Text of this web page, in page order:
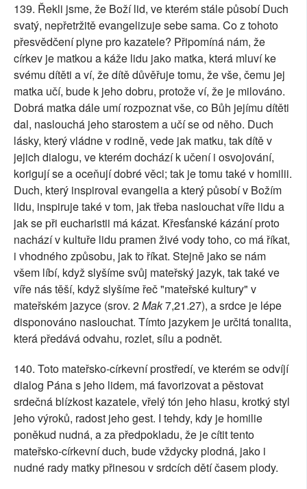
139. Řekli jsme, že Boží lid, ve kterém stále působí Duch
svatý, nepřetržitě evangelizuje sebe sama. Co z tohoto
přesvědčení plyne pro kazatele? Připomíná nám, že
církev je matkou a káže lidu jako matka, která mluví ke
svému dítěti a ví, že dítě důvěřuje tomu, že vše, čemu jej
matka učí, bude k jeho dobru, protože ví, že je milováno.
Dobrá matka dále umí rozpoznat vše, co Bůh jejímu dítěti
dal, naslouchá jeho starostem a učí se od něho. Duch
lásky, který vládne v rodině, vede jak matku, tak dítě v
jejich dialogu, ve kterém dochází k učení i osvojování,
korigují se a oceňují dobré věci; tak je tomu také v homilii.
Duch, který inspiroval evangelia a který působí v Božím
lidu, inspiruje také v tom, jak třeba naslouchat víře lidu a
jak se při eucharistii má kázat. Křesťanské kázání proto
nachází v kultuře lidu pramen živé vody toho, co má říkat,
i vhodného způsobu, jak to říkat. Stejně jako se nám
všem líbí, když slyšíme svůj mateřský jazyk, tak také ve
víře nás těší, když slyšíme řeč "mateřské kultury" v
mateřském jazyce (srov. 2Mak7,21.27), a srdce je lépe
disponováno naslouchat. Tímto jazykem je určitá tonalita,
která předává odvahu, rozlet, sílu a podnět.
140. Toto mateřsko-církevní prostředí, ve kterém se odvíjí
dialog Pána s jeho lidem, má favorizovat a pěstovat
srdečná blízkost kazatele, vřelý tón jeho hlasu, krotký styl
jeho výroků, radost jeho gest. I tehdy, kdy je homilie
poněkud nudná, a za předpokladu, že je cítit tento
mateřsko-církevní duch, bude vždycky plodná, jako i
nudné rady matky přinesou v srdcích dětí časem plody.